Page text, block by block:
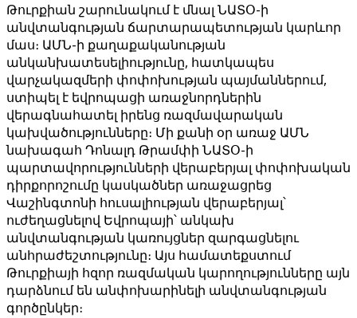
Թուրքիան շարունակում է մնալ ՆԱՏՕ-ի
անվտանգության ճարտարապետության կարևոր
մաս։ ԱՄՆ-ի քաղաքականության
անկանխատեսելիությունը, հատկապես
վարչակազմերի փոփոխության պայմաններում,
ստիպել է եվրոպացի առաջնորդներին
վերագնահատել իրենց ռազմավարական
կախվածությունները։ Մի քանի օր առաջ ԱՄՆ
նախագահ Դոնալդ Թրամփի ՆԱՏՕ-ի
պարտավորությունների վերաբերյալ փոփոխական
դիրքորոշումը կասկածներ առաջացրեց
Վաշինգտոնի հուսալիության վերաբերյալ՝
ուժեղացնելով Եվրոպայի՝ անկախ
անվտանգության կառույցներ զարգացնելու
անհրաժեշտությունը։ Այս համատեքստում
Թուրքիայի հզոր ռազմական կարողությունները այն
դարձնում են անփոխարինելի անվտանգության
գործընկեր։